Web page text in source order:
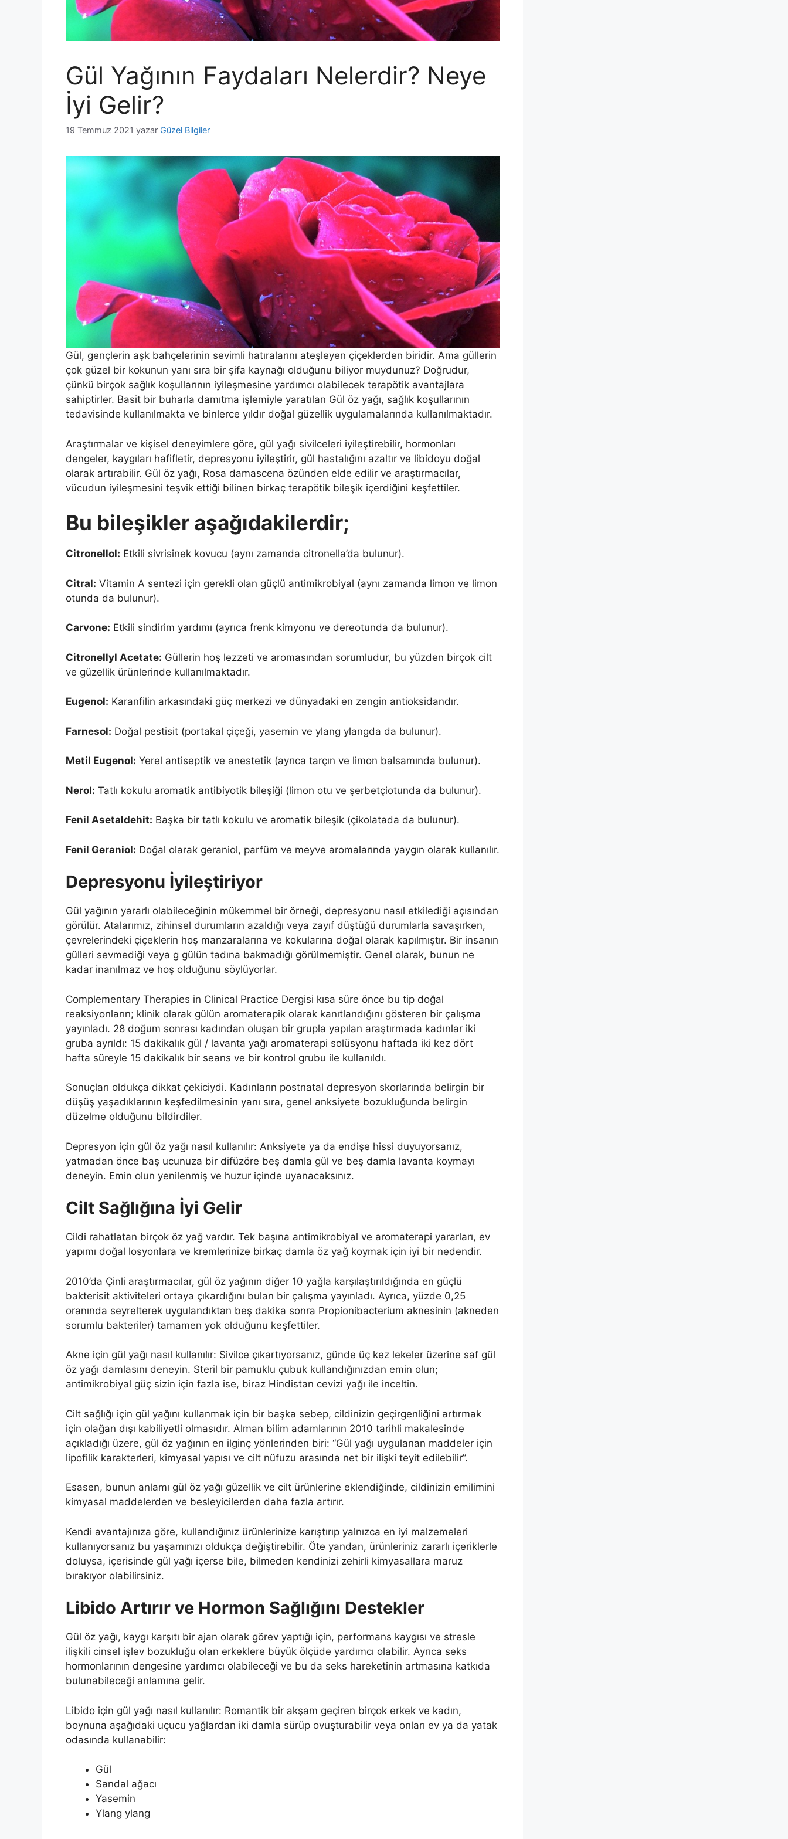
Gül Yağının Faydaları Nelerdir? Neye
İyi Gelir?
19 Temmuz 2021 yazar Güzel Bilgiler
Gül, gençlerin aşk bahçelerinin sevimli hatıralarını ateşleyen çiçeklerden biridir. Ama güllerin
çok güzel bir kokunun yanı sıra bir şifa kaynağı olduğunu biliyor muydunuz? Doğrudur,
çünkü birçok sağlık koşullarının iyileşmesine yardımcı olabilecek terapötik avantajlara
sahiptirler. Basit bir buharla damıtma işlemiyle yaratılan Gül öz yağı, sağlık koşullarının
tedavisinde kullanılmakta ve binlerce yıldır doğal güzellik uygulamalarında kullanılmaktadır.
Araştırmalar ve kişisel deneyimlere göre, gül yağı sivilceleri iyileştirebilir, hormonları
dengeler, kaygıları hafifletir, depresyonu iyileştirir, gül hastalığını azaltır ve libidoyu doğal
olarak artırabilir. Gül öz yağı, Rosa damascena özünden elde edilir ve araştırmacılar,
vücudun iyileşmesini teşvik ettiği bilinen birkaç terapötik bileşik içerdiğini keşfettiler.
Bu bileşikler aşağıdakilerdir;
Citronellol: Etkili sivrisinek kovucu (aynı zamanda citronella’da bulunur).
Citral: Vitamin A sentezi için gerekli olan güçlü antimikrobiyal (aynı zamanda limon ve limon
otunda da bulunur).
Carvone: Etkili sindirim yardımı (ayrıca frenk kimyonu ve dereotunda da bulunur).
Citronellyl Acetate: Güllerin hoş lezzeti ve aromasından sorumludur, bu yüzden birçok cilt
ve güzellik ürünlerinde kullanılmaktadır.
Eugenol: Karanfilin arkasındaki güç merkezi ve dünyadaki en zengin antioksidandır.
Farnesol: Doğal pestisit (portakal çiçeği, yasemin ve ylang ylangda da bulunur).
Metil Eugenol: Yerel antiseptik ve anestetik (ayrıca tarçın ve limon balsamında bulunur).
Nerol: Tatlı kokulu aromatik antibiyotik bileşiği (limon otu ve şerbetçiotunda da bulunur).
Fenil Asetaldehit: Başka bir tatlı kokulu ve aromatik bileşik (çikolatada da bulunur).
Fenil Geraniol: Doğal olarak geraniol, parfüm ve meyve aromalarında yaygın olarak kullanılır.
Depresyonu İyileştiriyor
Gül yağının yararlı olabileceğinin mükemmel bir örneği, depresyonu nasıl etkilediği açısından
görülür. Atalarımız, zihinsel durumların azaldığı veya zayıf düştüğü durumlarla savaşırken,
çevrelerindeki çiçeklerin hoş manzaralarına ve kokularına doğal olarak kapılmıştır. Bir insanın
gülleri sevmediği veya g gülün tadına bakmadığı görülmemiştir. Genel olarak, bunun ne
kadar inanılmaz ve hoş olduğunu söylüyorlar.
Complementary Therapies in Clinical Practice Dergisi kısa süre önce bu tip doğal
reaksiyonların; klinik olarak gülün aromaterapik olarak kanıtlandığını gösteren bir çalışma
yayınladı. 28 doğum sonrası kadından oluşan bir grupla yapılan araştırmada kadınlar iki
gruba ayrıldı: 15 dakikalık gül / lavanta yağı aromaterapi solüsyonu haftada iki kez dört
hafta süreyle 15 dakikalık bir seans ve bir kontrol grubu ile kullanıldı.
Sonuçları oldukça dikkat çekiciydi. Kadınların postnatal depresyon skorlarında belirgin bir
düşüş yaşadıklarının keşfedilmesinin yanı sıra, genel anksiyete bozukluğunda belirgin
düzelme olduğunu bildirdiler.
Depresyon için gül öz yağı nasıl kullanılır: Anksiyete ya da endişe hissi duyuyorsanız,
yatmadan önce baş ucunuza bir difüzöre beş damla gül ve beş damla lavanta koymayı
deneyin. Emin olun yenilenmiş ve huzur içinde uyanacaksınız.
Cilt Sağlığına İyi Gelir
Cildi rahatlatan birçok öz yağ vardır. Tek başına antimikrobiyal ve aromaterapi yararları, ev
yapımı doğal losyonlara ve kremlerinize birkaç damla öz yağ koymak için iyi bir nedendir.
2010’da Çinli araştırmacılar, gül öz yağının diğer 10 yağla karşılaştırıldığında en güçlü
bakterisit aktiviteleri ortaya çıkardığını bulan bir çalışma yayınladı. Ayrıca, yüzde 0,25
oranında seyrelterek uygulandıktan beş dakika sonra Propionibacterium aknesinin (akneden
sorumlu bakteriler) tamamen yok olduğunu keşfettiler.
Akne için gül yağı nasıl kullanılır: Sivilce çıkartıyorsanız, günde üç kez lekeler üzerine saf gül
öz yağı damlasını deneyin. Steril bir pamuklu çubuk kullandığınızdan emin olun;
antimikrobiyal güç sizin için fazla ise, biraz Hindistan cevizi yağı ile inceltin.
Cilt sağlığı için gül yağını kullanmak için bir başka sebep, cildinizin geçirgenliğini artırmak
için olağan dışı kabiliyetli olmasıdır. Alman bilim adamlarının 2010 tarihli makalesinde
açıkladığı üzere, gül öz yağının en ilginç yönlerinden biri: “Gül yağı uygulanan maddeler için
lipofilik karakterleri, kimyasal yapısı ve cilt nüfuzu arasında net bir ilişki teyit edilebilir”.
Esasen, bunun anlamı gül öz yağı güzellik ve cilt ürünlerine eklendiğinde, cildinizin emilimini
kimyasal maddelerden ve besleyicilerden daha fazla artırır.
Kendi avantajınıza göre, kullandığınız ürünlerinize karıştırıp yalnızca en iyi malzemeleri
kullanıyorsanız bu yaşamınızı oldukça değiştirebilir. Öte yandan, ürünleriniz zararlı içeriklerle
doluysa, içerisinde gül yağı içerse bile, bilmeden kendinizi zehirli kimyasallara maruz
bırakıyor olabilirsiniz.
Libido Artırır ve Hormon Sağlığını Destekler
Gül öz yağı, kaygı karşıtı bir ajan olarak görev yaptığı için, performans kaygısı ve stresle
ilişkili cinsel işlev bozukluğu olan erkeklere büyük ölçüde yardımcı olabilir. Ayrıca seks
hormonlarının dengesine yardımcı olabileceği ve bu da seks hareketinin artmasına katkıda
bulunabileceği anlamına gelir.
Libido için gül yağı nasıl kullanılır: Romantik bir akşam geçiren birçok erkek ve kadın,
boynuna aşağıdaki uçucu yağlardan iki damla sürüp ovuşturabilir veya onları ev ya da yatak
odasında kullanabilir:
Gül
Sandal ağacı
Yasemin
Ylang ylang